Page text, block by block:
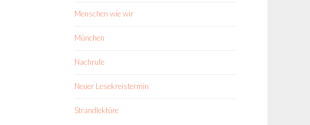
Menschen wie wir
München
Nachrufe
Neuer Lesekreistermin
Strandlektüre